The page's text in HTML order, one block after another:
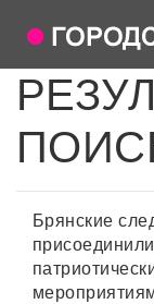
Брянские